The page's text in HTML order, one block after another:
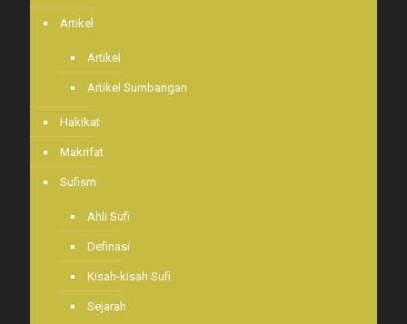
Artikel
Artikel
Artikel Sumbangan
Hakikat
Makrifat
Sufism
Ahli Sufi
Definasi
Kisah-kisah Sufi
Sejarah